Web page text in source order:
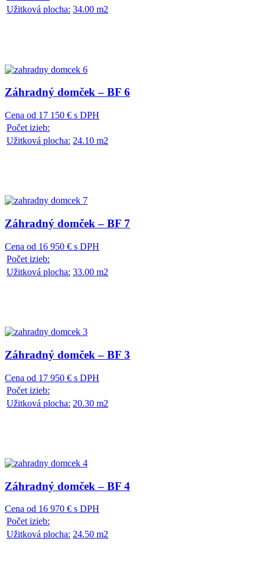
Užitková plocha: 34.00 m2
Záhradný domček – BF 6
Cena od 17 150 € s DPH
Počet izieb:
Užitková plocha: 24.10 m2
Záhradný domček – BF 7
Cena od 16 950 € s DPH
Počet izieb:
Užitková plocha: 33.00 m2
Záhradný domček – BF 3
Cena od 17 950 € s DPH
Počet izieb:
Užitková plocha: 20.30 m2
Záhradný domček – BF 4
Cena od 16 970 € s DPH
Počet izieb:
Užitková plocha: 24.50 m2